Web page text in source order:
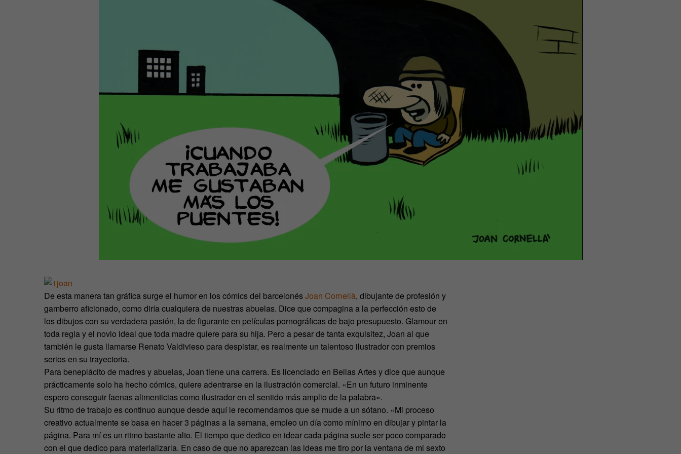
De esta manera tan gráfica surge el humor en los cómics del barcelonésJoan Cornellà, dibujante de profesión y
gamberro aficionado, como diría cualquiera de nuestras abuelas. Dice que compagina a la perfección esto de
los dibujos con su verdadera pasión, la de figurante en películas pornográficas de bajo presupuesto. Glamour en
toda regla y el novio ideal que toda madre quiere para su hija. Pero a pesar de tanta exquisitez, Joan al que
también le gusta llamarse Renato Valdivieso para despistar, es realmente un talentoso ilustrador con premios
serios en su trayectoria.
Para beneplácito de madres y abuelas, Joan tiene una carrera. Es licenciado en Bellas Artes y dice que aunque
prácticamente solo ha hecho cómics, quiere adentrarse en la ilustración comercial. «En un futuro inminente
espero conseguir faenas alimenticias como ilustrador en el sentido más amplio de la palabra».
Su ritmo de trabajo es continuo aunque desde aquí le recomendamos que se mude a un sótano. «Mi proceso
creativo actualmente se basa en hacer 3 páginas a la semana, empleo un día como mínimo en dibujar y pintar la
página. Para mí es un ritmo bastante alto. El tiempo que dedico en idear cada página suele ser poco comparado
con el que dedico para materializarla. En caso de que no aparezcan las ideas me tiro por la ventana de mi sexto